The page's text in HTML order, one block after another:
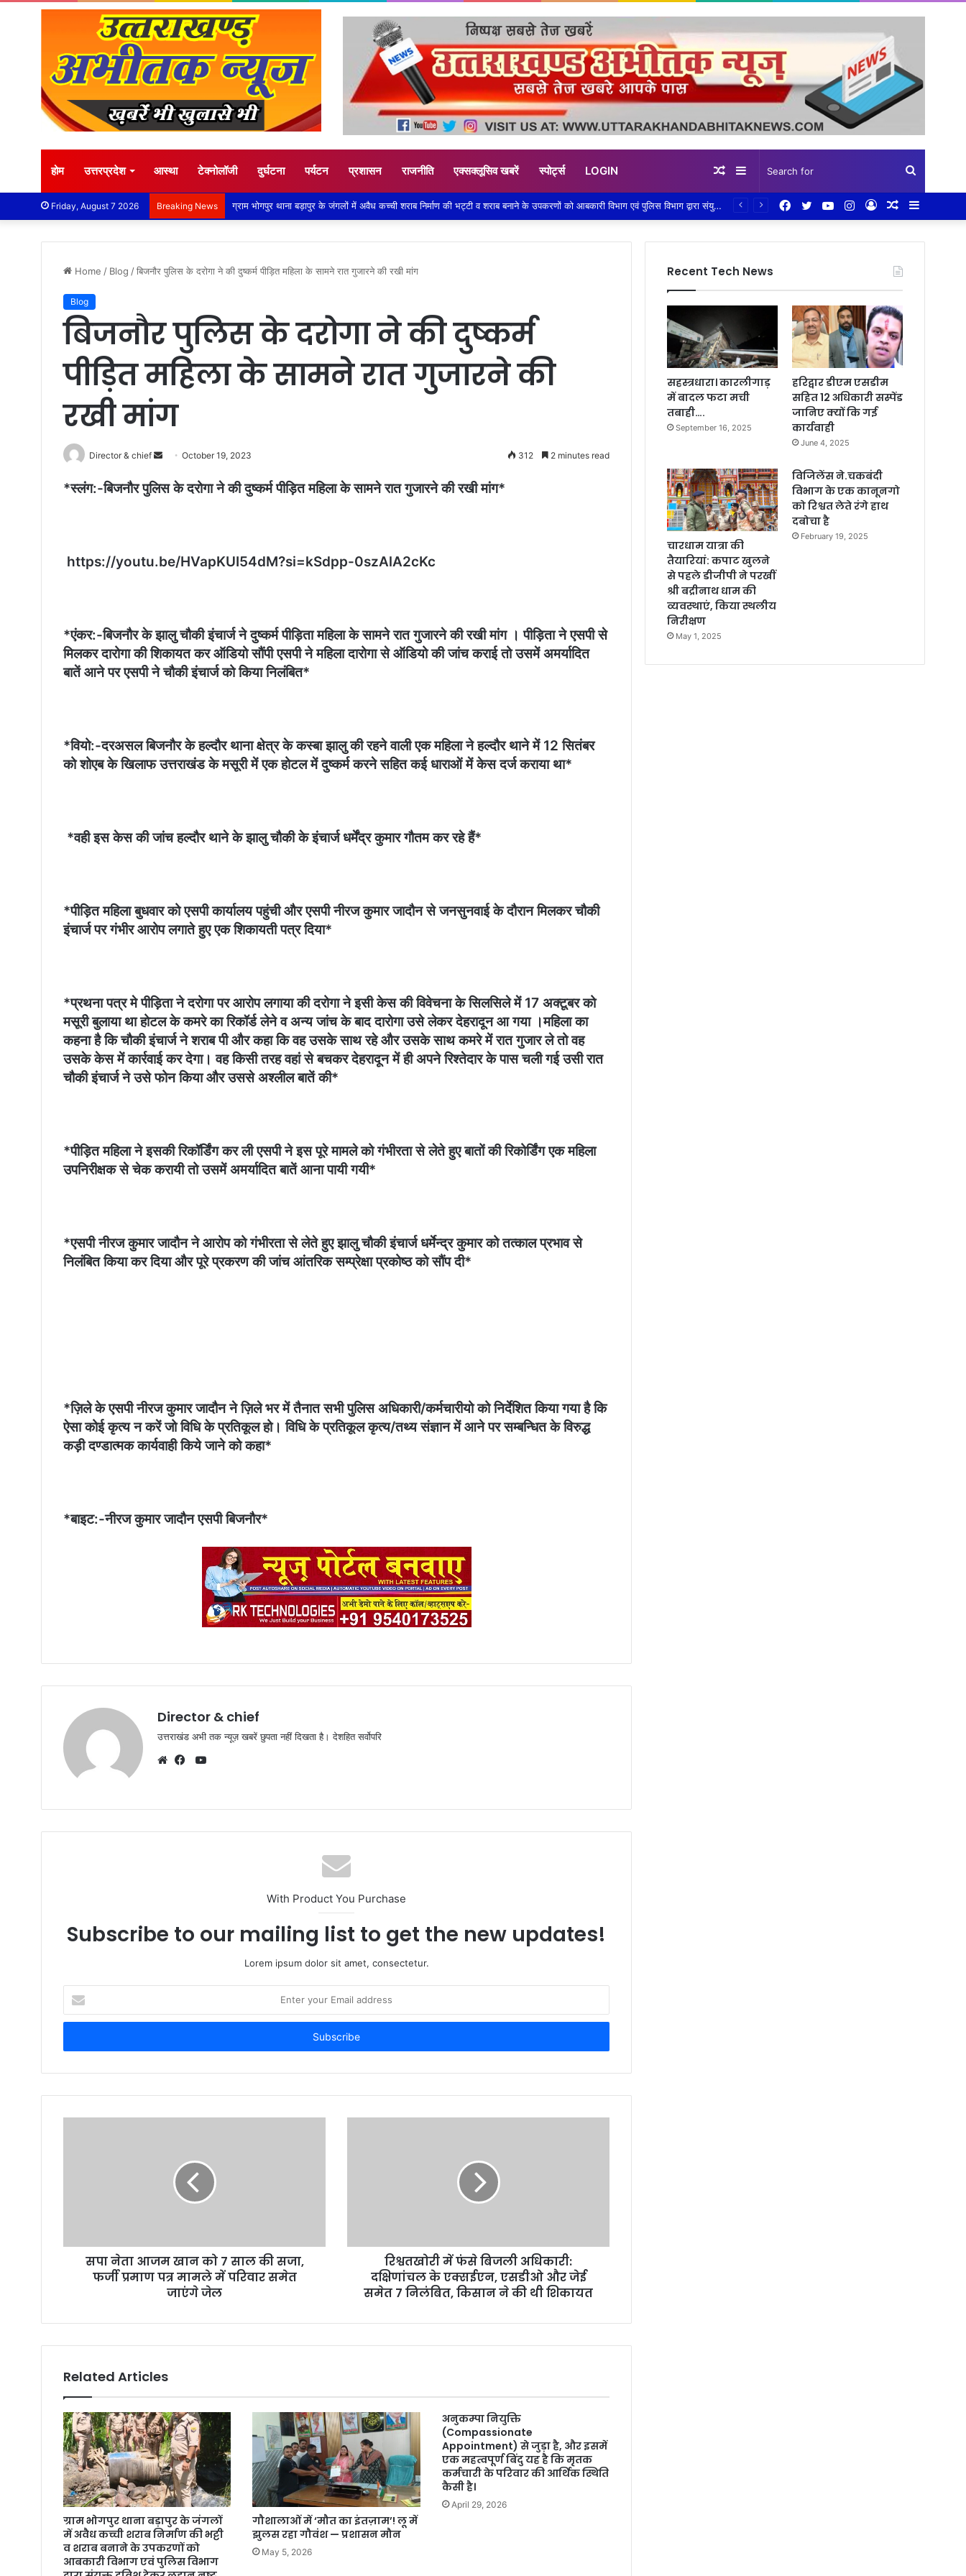
होम उत्तरप्रदेश आस्था टेक्नोलॉजी दुर्घटना पर्यटन प्रशासन राजनीति एक्सक्लूसिव खबरें स्पोर्ट्स LOGIN Search
for
Sidebar
Random
Friday, August 7 2026 Breaking News Sidebar
Random
Log
Instagram
YouTube
Twitter
Facebook
Home / Blog /बिजनौर पुलिस के दरोगा ने की दुष्कर्म पीड़ित महिला के सामने रात गुजारने की रखी मांग
Blog
बिजनौर पुलिस के दरोगा ने की दुष्कर्म
पीड़ित महिला के सामने रात गुजारने की
रखी मांग
Director & chief
Send
email
October 19, 2023 312 2 minutes read
*स्लंग:-बिजनौर पुलिस के दरोगा ने की दुष्कर्म पीड़ित महिला के सामने रात गुजारने की रखी मांग*
https://youtu.be/HVapKUI54dM?si=kSdpp-0szAlA2cKc
*एंकर:-बिजनौर के झालु चौकी इंचार्ज ने दुष्कर्म पीड़िता महिला के सामने रात गुजारने की रखी मांग । पीड़िता ने एसपी से
मिलकर दारोगा की शिकायत कर ऑडियो सौंपी एसपी ने महिला दारोगा से ऑडियो की जांच कराई तो उसमें अमर्यादित
बातें आने पर एसपी ने चौकी इंचार्ज को किया निलंबित*
*वियो:-दरअसल बिजनौर के हल्दौर थाना क्षेत्र के कस्बा झालु की रहने वाली एक महिला ने हल्दौर थाने में 12 सितंबर
को शोएब के खिलाफ उत्तराखंड के मसूरी में एक होटल में दुष्कर्म करने सहित कई धाराओं में केस दर्ज कराया था*
*वही इस केस की जांच हल्दौर थाने के झालु चौकी के इंचार्ज धर्मेंद्र कुमार गौतम कर रहे हैं*
*पीड़ित महिला बुधवार को एसपी कार्यालय पहुंची और एसपी नीरज कुमार जादौन से जनसुनवाई के दौरान मिलकर चौकी
इंचार्ज पर गंभीर आरोप लगाते हुए एक शिकायती पत्र दिया*
*प्रथना पत्र मे पीड़िता ने दरोगा पर आरोप लगाया की दरोगा ने इसी केस की विवेचना के सिलसिले में 17 अक्टूबर को
मसूरी बुलाया था होटल के कमरे का रिकॉर्ड लेने व अन्य जांच के बाद दारोगा उसे लेकर देहरादून आ गया ।महिला का
कहना है कि चौकी इंचार्ज ने शराब पी और कहा कि वह उसके साथ रहे और उसके साथ कमरे में रात गुजार ले तो वह
उसके केस में कार्रवाई कर देगा। वह किसी तरह वहां से बचकर देहरादून में ही अपने रिश्तेदार के पास चली गई उसी रात
चौकी इंचार्ज ने उसे फोन किया और उससे अश्लील बातें की*
*पीड़ित महिला ने इसकी रिकॉर्डिंग कर ली एसपी ने इस पूरे मामले को गंभीरता से लेते हुए बातों की रिकोर्डिंग एक महिला
उपनिरीक्षक से चेक करायी तो उसमें अमर्यादित बातें आना पायी गयी*
*एसपी नीरज कुमार जादौन ने आरोप को गंभीरता से लेते हुए झालु चौकी इंचार्ज धर्मेन्द्र कुमार को तत्काल प्रभाव से
निलंबित किया कर दिया और पूरे प्रकरण की जांच आंतरिक सम्प्रेक्षा प्रकोष्ठ को सौंप दी*
*ज़िले के एसपी नीरज कुमार जादौन ने ज़िले भर में तैनात सभी पुलिस अधिकारी/कर्मचारीयो को निर्देशित किया गया है कि
ऐसा कोई कृत्य न करें जो विधि के प्रतिकूल हो। विधि के प्रतिकूल कृत्य/तथ्य संज्ञान में आने पर सम्बन्धित के विरुद्ध
कड़ी दण्डात्मक कार्यवाही किये जाने को कहा*
*बाइट:-नीरज कुमार जादौन एसपी बिजनौर*
Director & chief
उत्तराखंड अभी तक न्यूज़ खबरें छुपता नहीं दिखता है। देशहित सर्वोपरि
YouTube
With Product You Purchase
Subscribe to our mailing list to get the new updates!
Lorem ipsum dolor sit amet, consectetur.
your
Email
सपा नेता आजम खान को 7 साल की सजा,
फर्जी प्रमाण पत्र मामले में परिवार समेत
जाएंगे जेल
रिश्वतखोरी में फंसे बिजली अधिकारी:
दक्षिणांचल के एक्सईएन, एसडीओ और जेई
समेत 7 निलंबित, किसान ने की थी शिकायत
Related Articles
ग्राम भोगपुर थाना बड़ापुर के जंगलों
में अवैध कच्ची शराब निर्माण की भट्टी
व शराब बनाने के उपकरणों को
आबकारी विभाग एवं पुलिस विभाग
गौशालाओं में ‘मौत का इंतज़ाम’! लू में
झुलस रहा गौवंश — प्रशासन मौन
May 5, 2026
अनुकम्पा नियुक्ति
(Compassionate
Appointment) से जुड़ा है, और इसमें
एक महत्वपूर्ण बिंदु यह है कि मृतक
कर्मचारी के परिवार की आर्थिक स्थिति
कैसी है।
April 29, 2026
Recent Tech News
सहस्त्रधारा। कारलीगाड़
में बादल फटा मची
तबाही….
September 16, 2025
हरिद्वार डीएम एसडीम
सहित 12 अधिकारी सस्पेंड
जानिए क्यों कि गई
कार्यवाही
June 4, 2025
चारधाम यात्रा की
तैयारियां: कपाट खुलने
से पहले डीजीपी ने परखीं
श्री बद्रीनाथ धाम की
व्यवस्थाएं, किया स्थलीय
निरीक्षण
May 1, 2025
विजिलेंस ने.चकबंदी
विभाग के एक कानूनगो
को रिश्वत लेते रंगे हाथ
दबोचा है
February 19, 2025